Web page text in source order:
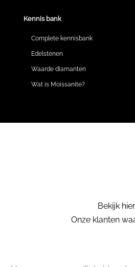
Kennis bank
Complete kennisbank
Edelstenen
Waarde diamanten
Wat is Moissanite?
Bekijk hier
Onze klanten